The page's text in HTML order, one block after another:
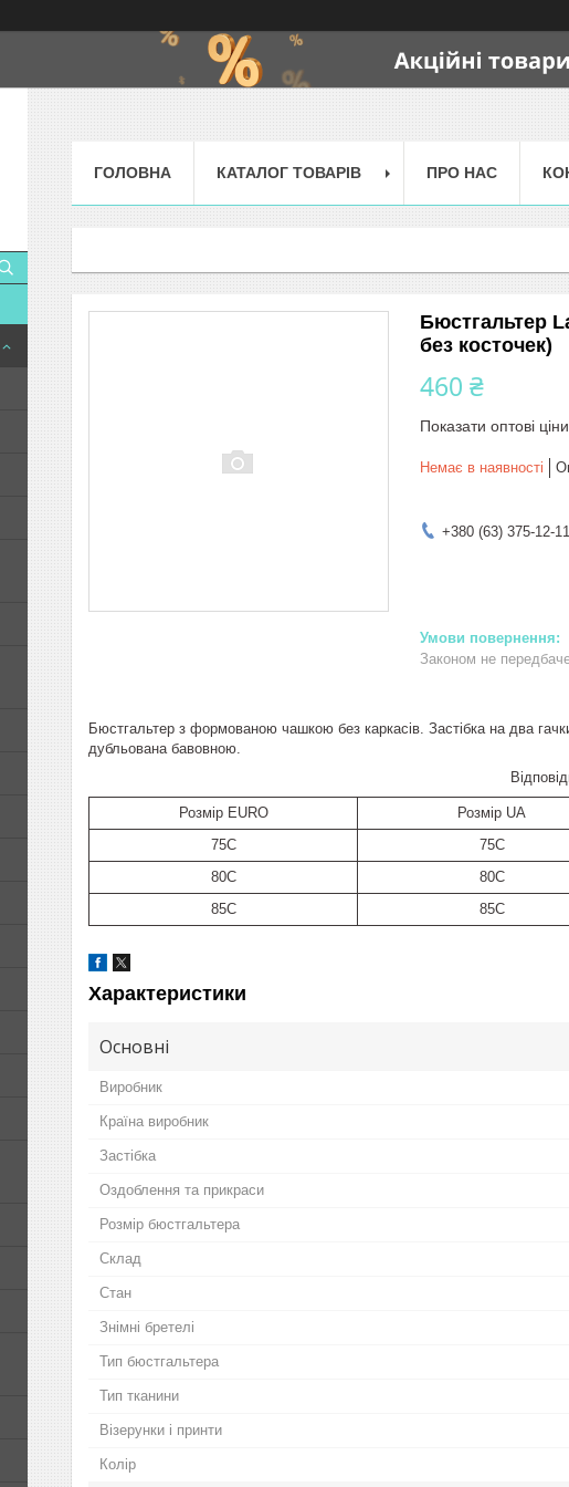
ГОЛОВНА КАТАЛОГ ТОВАРІВ ПРО НАС
Бюстгальтер
без косточек)
460 ₴
Показати оптові ціни
Немає в наявності
+380 (63) 375-12-11
Законом не
Бюстгальтер з формованою чашкою без каркасів. Застібка на два
дубльована бавовною.
Розмір EURO Розмір UA
75C
75C
80C
80C
85C
85C
Характеристики
Основні
Виробник
Країна виробник
Застібка
Оздоблення та прикраси
Розмір бюстгальтера
Склад
Стан
Знімні бретелі
Тип бюстгальтера
Тип тканини
Візерунки і принти
Колір